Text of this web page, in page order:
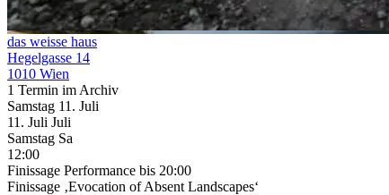
das weisse haus
Hegelgasse 14
1010 Wien
1 Termin im Archiv
Samstag 11. Juli
11. Juli Juli
Samstag Sa
12:00
Finissage Performance bis 20:00
Finissage ‚Evocation of Absent Landscapes‘